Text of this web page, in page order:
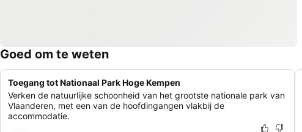
Goed om te weten
Toegang tot Nationaal Park Hoge Kempen
Verken de natuurlijke schoonheid van het grootste nationale park van
Vlaanderen, met een van de hoofdingangen vlakbij de
accommodatie.